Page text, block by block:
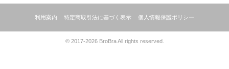
利用案内 特定商取引法に基づく表示 個人情報保護ポリシー
© 2017-2026 BroBra All rights reserved.